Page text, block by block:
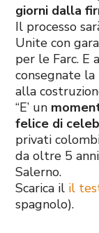
giorni dalla
Il processo
Unite con
per le Farc. E
consegnate
alla
“E’ un
felice di
privati
da oltre 5
Salerno.
Scarica il il
spagnolo).